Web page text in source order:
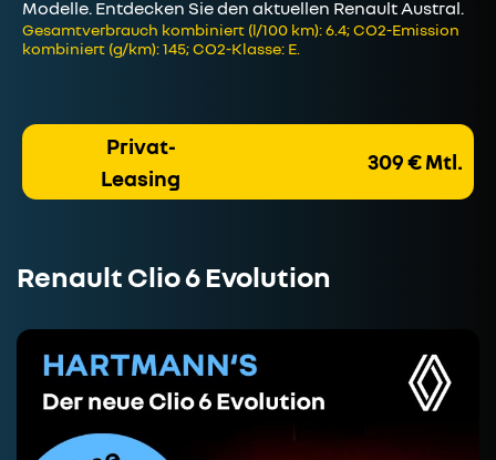
Modelle. Entdecken Sie den aktuellen Renault Austral.
Gesamtverbrauch kombiniert (l/100 km): 6.4; CO2-Emission
kombiniert (g/km): 145; CO2-Klasse: E.
Privat-
Leasing
309 € Mtl.
Renault Clio 6 Evolution